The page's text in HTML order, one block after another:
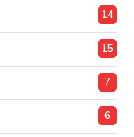
14
15
7
6